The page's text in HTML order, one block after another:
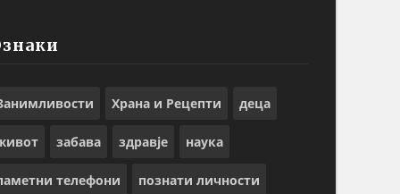
Храна и Рецепти деца
забава здравје наука
телефони познати личности